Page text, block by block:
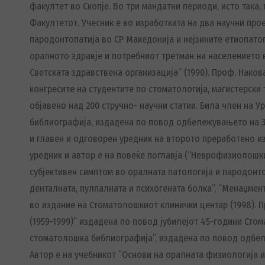
факултет во Скопје. Во три мандатни периоди, исто
Факултетот. Учесник е во изработката на два научни
пародонтопатија во СР Македонија и нејзините
оралното здравје и потребниот третман на
Светската здравствена организација” (1990). Проф.
конгресите на студентите по стоматологија,
објавено над 200 стручно- научни статии. Била член на
библиографија, издадена по повод одбележувањето на
и главен и одговорен уредник на второто преработено
уредник и автор е на повеќе поглавја
субјективен симптом во оралната патологија и
денталната, пулпалната и психогената болка”,
во издание на Стоматолошкиот клинички центар (1998).
(1959-1999)” издадена по повод јубилејот 45-години
стоматолошка библиографија”, издадена по повод
Автор е на учебникот “Основи на оралната физиологија